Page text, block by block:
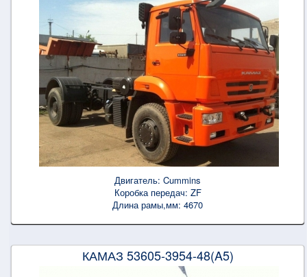
Двигатель: Cummins
Коробка передач: ZF
Длина рамы,мм: 4670
КАМАЗ 53605-3954-48(A5)